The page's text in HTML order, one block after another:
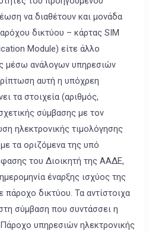
να διαθέτουν και μονάδα
δικτύου – κάρτας SIM
Module) είτε άλλο
μέσω ανάλογων υπηρεσιών
αυτή η υπόχρεη
τα στοιχεία (αριθμός,
σύμβασης με τον
ηλεκτρονικής τιμολόγησης
τα οριζόμενα της υπό
του Διοικητή της ΑΑΔΕ,
έναρξης ισχύος της
δικτύου. Τα αντίστοιχα
σύμβαση που συντάσσει η
υπηρεσιών ηλεκτρονικής